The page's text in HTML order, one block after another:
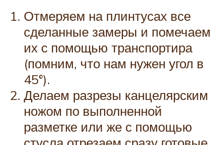
Отмеряем на плинтусах все
сделанные замеры и помечаем
их с помощью транспортира
(помним, что нам нужен угол в
45°).
Делаем разрезы канцелярским
ножом по выполненной
разметке или же с помощью